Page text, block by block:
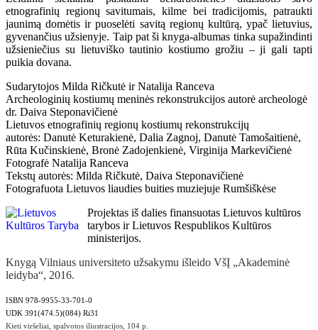
etnografinių regionų savitumais, kilme bei tradicijomis, patraukti
jaunimą domėtis ir puoselėti savitą regionų kultūrą, ypač lietuvius,
gyvenančius užsienyje. Taip pat ši knyga-albumas tinka supažindinti
užsieniečius su lietuviško tautinio kostiumo grožiu – ji gali tapti
puikia dovana.
Sudarytojos Milda Ričkutė ir Natalija Ranceva
Archeologinių kostiumų meninės rekonstrukcijos autorė archeologė
dr. Daiva Steponavičienė
Lietuvos etnografinių regionų kostiumų rekonstrukcijų
autorės: Danutė Keturakienė, Dalia Zagnoj, Danutė Tamošaitienė,
Rūta Kučinskienė, Bronė Zadojenkienė, Virginija Markevičienė
Fotografė Natalija Ranceva
Tekstų autorės: Milda Ričkutė, Daiva Steponavičienė
Fotografuota Lietuvos liaudies buities muziejuje Rumšiškėse
Projektas iš dalies finansuotas Lietuvos kultūros
tarybos ir Lietuvos Respublikos Kultūros
ministerijos.
Knygą Vilniaus universiteto užsakymu išleido VšĮ „Akademinė
leidyba“, 2016.
ISBN 978-9955-33-701-0
UDK 391(474.5)(084) Ri31
Kieti viršeliai, spalvotos iliustracijos, 104 p.